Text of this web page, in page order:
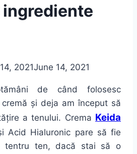
ingrediente
2021June 14, 2021
de când
folosesc
cremă și deja amînceput să
a tenului. Crema Keida
Acid Hialuronic pare să fie
tentru ten, dacă stai să o